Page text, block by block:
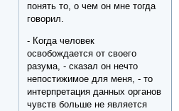
понять то, о чем он мне тогда
говорил.
- Когда человек
освобождается от своего
разума, - сказал он нечто
непостижимое для меня, - то
интерпретация данных органов
чувств больше не является